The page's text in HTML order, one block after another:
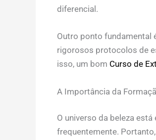
diferencial.
Outro ponto fundamental
rigorosos protocolos de
isso, um bom Curso de
A Importância da
O universo da beleza
frequentemente.